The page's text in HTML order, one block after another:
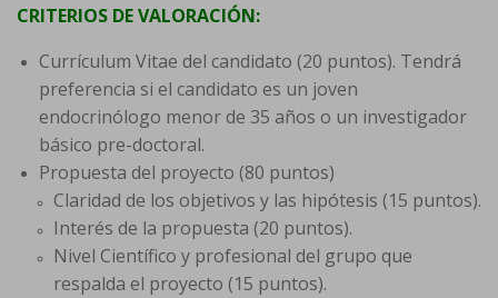
CRITERIOS DE VALORACIÓN:
Currículum Vitae del candidato (20 puntos). Tendrá
preferencia si el candidato es un joven
endocrinólogo menor de 35 años o un investigador
básico pre-doctoral.
Propuesta del proyecto (80 puntos)
Claridad de los objetivos y las hipótesis (15 puntos).
Interés de la propuesta (20 puntos).
Nivel Científico y profesional del grupo que
respalda el proyecto (15 puntos).